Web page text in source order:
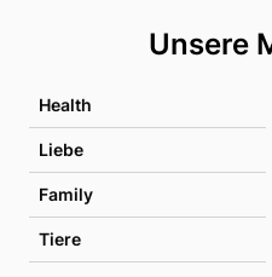
Unsere
Health
Liebe
Family
Tiere